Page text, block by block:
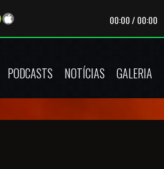
00:00/ 00:00
PODCASTS NOTÍCIAS GALERIA